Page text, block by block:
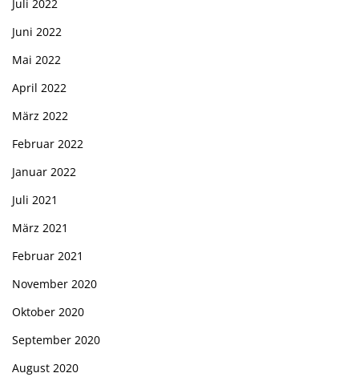
Juli 2022
Juni 2022
Mai 2022
April 2022
März 2022
Februar 2022
Januar 2022
Juli 2021
März 2021
Februar 2021
November 2020
Oktober 2020
September 2020
August 2020